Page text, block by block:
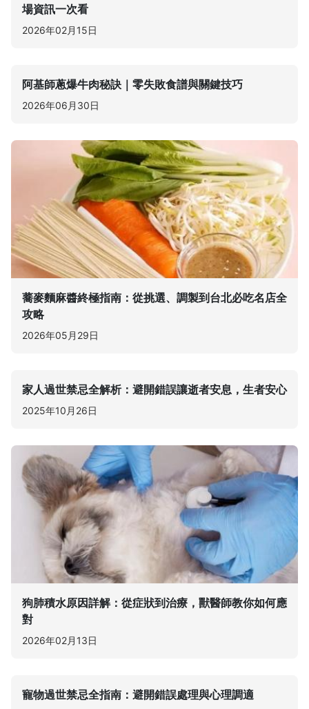
場資訊一次看
2026年02月15日
阿基師蔥爆牛肉秘訣｜零失敗食譜與關鍵技巧
2026年06月30日
蕎麥麵麻醬終極指南：從挑選、調製到台北必吃名店全
攻略
2026年05月29日
家人過世禁忌全解析：避開錯誤讓逝者安息，生者安心
2025年10月26日
狗肺積水原因詳解：從症狀到治療，獸醫師教你如何應
對
2026年02月13日
寵物過世禁忌全指南：避開錯誤處理與心理調適